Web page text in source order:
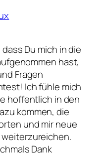
Du mich in die
hast,
Fragen
Ich fühle mich
hoffentlich in den
kommen, die
und mir neue
Dank